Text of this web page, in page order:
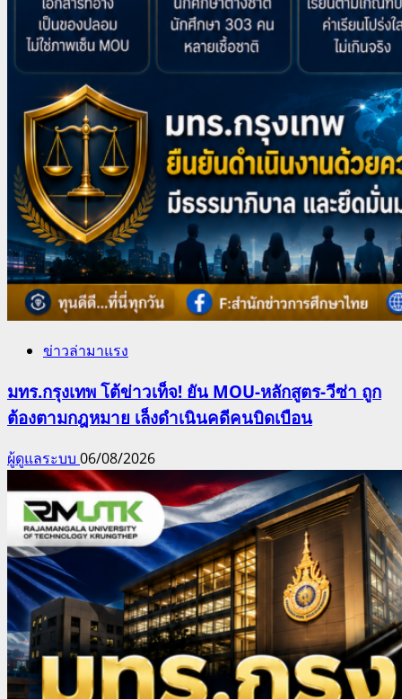
ข่าวล่ามาแรง
มทร.กรุงเทพ โต้ข่าวเท็จ! ยัน MOU-หลักสูตร-วีซ่า ถูก
ต้องตามกฎหมาย เล็งดำเนินคดีคนบิดเบือน
ผู้ดูแลระบบ 06/08/2026